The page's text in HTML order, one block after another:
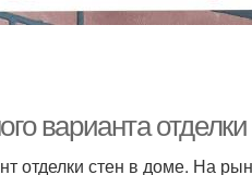
варианта отделки
отделки стен в доме. На